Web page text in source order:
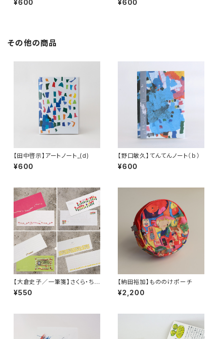
¥600 ¥600
その他の商品
【田中啓示】アートノート_(d)
¥600
【野口敏久】てんてんノート（ｂ）
¥600
【大倉史子／一筆箋】さくら・ちゅ
ーりっぷ・キウイフルーツ・ゆず
¥550
【納田裕加】もののけポーチ
¥2,200